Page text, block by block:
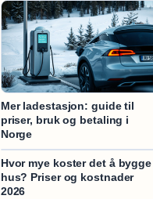
Mer ladestasjon: guide til
priser, bruk og betaling i
Norge
Hvor mye koster det å bygge
hus? Priser og kostnader
2026